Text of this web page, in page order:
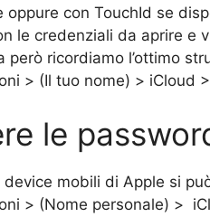
oppure con TouchId se
le credenziali da aprire
però ricordiamo l’ottimo
> (Il tuo nome) > iCloud
le
device mobili di Apple si
> (Nome personale) >